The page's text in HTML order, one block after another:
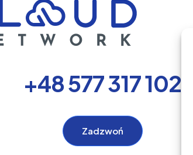
+48 577 317 102
Zadzwoń